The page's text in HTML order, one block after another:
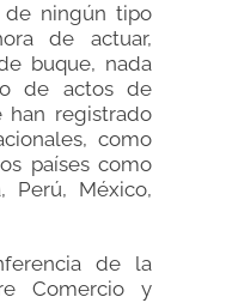
de ningún tipo
de actuar,
buque, nada
de actos de
han registrado
como
países como
Perú, México,
de la
Comercio y